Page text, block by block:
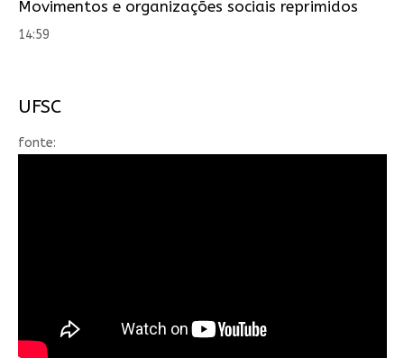
Movimentos e organizações sociais reprimidos
14:59
UFSC
fonte: